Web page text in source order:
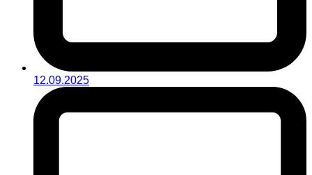
12.09.2025